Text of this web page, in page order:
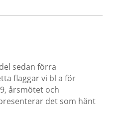
sedan förra
flaggar vi bl a för
årsmötet och
det som hänt